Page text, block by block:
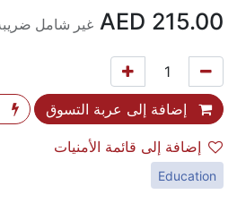
215.00 غير شامل
إضافة إلى عربة التسوق
إضافة إلى قائمة الأمنيات
Education